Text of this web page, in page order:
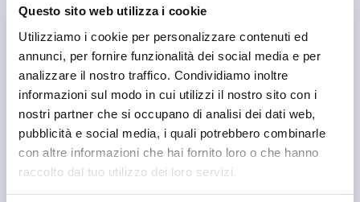
Questo sito web utilizza i cookie
Utilizziamo i cookie per personalizzare contenuti ed
annunci, per fornire funzionalità dei social media e per
analizzare il nostro traffico. Condividiamo inoltre
informazioni sul modo in cui utilizzi il nostro sito con i
nostri partner che si occupano di analisi dei dati web,
pubblicità e social media, i quali potrebbero combinarle
con altre informazioni che hai fornito loro o che hanno
raccolto dal tuo utilizzo dei loro servizi.
(inquadramento dell’attività, imposizione tributaria,
Ecco perché il punto centrale non è il parcometro in sé,
ma la classificazione ufficiale della strada. Serve
chiarezza sugli atti formali: o la via è pubblica, e
allora il Comune ne assume pienamente diritti e doveri
(tariffazione ma anche manutenzione); oppure è
privata, e non può essere assoggettata a un uso
pubblico a pagamento senza un provvedimento
amministrativo chiaro e inequivocabile.